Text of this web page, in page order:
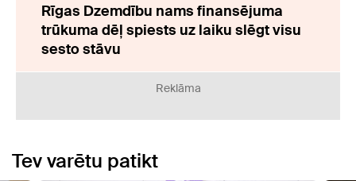
Rīgas Dzemdību nams finansējuma
trūkuma dēļ spiests uz laiku slēgt visu
sesto stāvu
Reklāma
Tev varētu patikt